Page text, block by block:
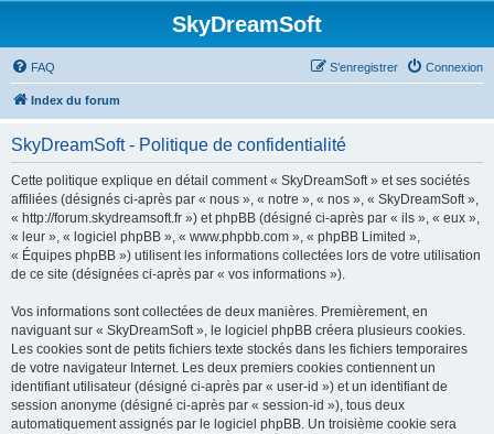
SkyDreamSoft
FAQ Connexion
S’enregistrer
Index du forum
SkyDreamSoft - Politique de confidentialité
Cette politique explique en détail comment « SkyDreamSoft » et ses sociétés
affiliées (désignés ci-après par « nous », « notre », « nos », « SkyDreamSoft »,
« http://forum.skydreamsoft.fr ») et phpBB (désigné ci-après par « ils », « eux »,
« leur », « logiciel phpBB », « www.phpbb.com », « phpBB Limited »,
« Équipes phpBB ») utilisent les informations collectées lors de votre utilisation
de ce site (désignées ci-après par « vos informations »).
Vos informations sont collectées de deux manières. Premièrement, en
naviguant sur « SkyDreamSoft », le logiciel phpBB créera plusieurs cookies.
Les cookies sont de petits fichiers texte stockés dans les fichiers temporaires
de votre navigateur Internet. Les deux premiers cookies contiennent un
identifiant utilisateur (désigné ci-après par « user-id ») et un identifiant de
session anonyme (désigné ci-après par « session-id »), tous deux
automatiquement assignés par le logiciel phpBB. Un troisième cookie sera